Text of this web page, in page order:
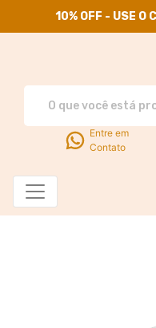
10% OFF - USE O
Entre em
Contato